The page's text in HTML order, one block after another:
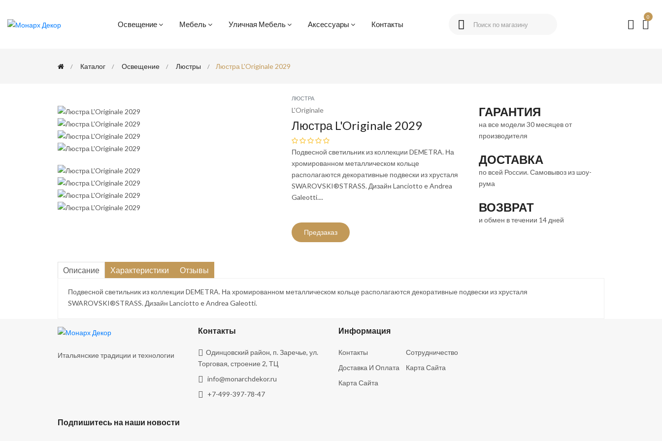
Освещение Мебель Уличная Мебель Аксессуары Контакты
0
Каталог Освещение Люстры Люстра L'Originale 2029
ЛЮСТРА
L'Originale
Люстра L'Originale 2029
Подвесной светильник из коллекции DEMETRA. На
хромированном металлическом кольце
располагаются декоративные подвески из хрусталя
SWAROVSKI®STRASS. Дизайн Lanciotto e Andrea
Galeotti....
Предзаказ
ГАРАНТИЯ
на все модели 30 месяцев от
производителя
ДОСТАВКА
по всей России. Самовывоз из шоу-
рума
ВОЗВРАТ
и обмен в течении 14 дней
Описание Характеристики Отзывы
Подвесной светильник из коллекции DEMETRA. На хромированном металлическом кольце располагаются декоративные подвески из хрусталя
SWAROVSKI®STRASS. Дизайн Lanciotto e Andrea Galeotti.
Итальянские традиции и технологии
Контакты
Одинцовский район, п. Заречье, ул.
Торговая, строение 2, ТЦ
info@monarchdekor.ru
+7-499-397-78-47
Информация
Контакты
Сотрудничество
Доставка И Оплата
Карта Сайта
Карта Сайта
Подпишитесь на наши новости